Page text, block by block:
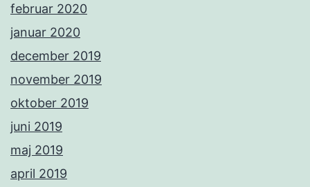
februar 2020
januar 2020
december 2019
november 2019
oktober 2019
juni 2019
maj 2019
april 2019